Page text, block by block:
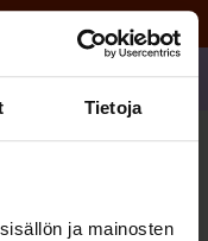
Tietoja
ja mainosten